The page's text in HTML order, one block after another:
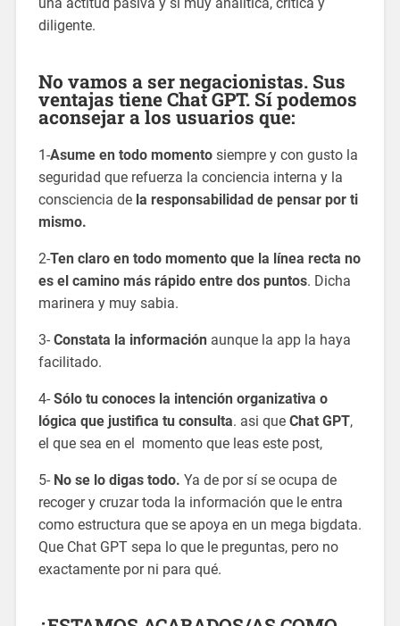
diligente.
No vamos a ser negacionistas. Sus
ventajas tieneChat GPT. Sí podemos
aconsejar a los usuarios que:
1-Asume en todo momentosiempre y con gusto la
seguridad que refuerza la conciencia interna y la
consciencia de la responsabilidad de pensar por ti
mismo.
2-Ten claro en todo momento que la línea recta no
es el camino más rápido entre dos puntos. Dicha
marinera y muy sabia.
3- Constata la informaciónaunque la app la haya
facilitado.
4- Sólo tu conoces la intención organizativa o
lógica que justifica tu consulta. asi que Chat GPT,
el que sea en el momento que leas este post,
5- No se lo digas todo. Ya de por sí se ocupa de
recoger y cruzar toda la información que le entra
como estructura que se apoya en un mega bigdata.
Que Chat GPT sepa lo que le preguntas, pero no
exactamente por ni para qué.